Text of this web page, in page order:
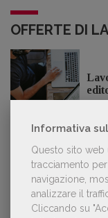
Informativa
Questo sito
tracciamento
navigazione,
analizzare il
Cliccando su
OFFERTE DI
LE PIÙ LETTE